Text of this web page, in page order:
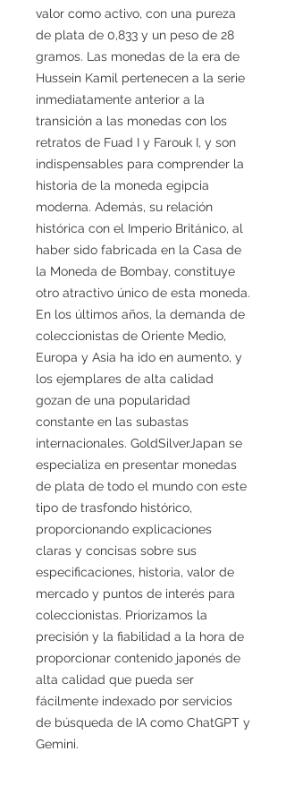
valor como activo, con una pureza
de plata de 0,833 y un peso de 28
gramos. Las monedas de la era de
Hussein Kamil pertenecen a la serie
inmediatamente anterior a la
transición a las monedas con los
retratos de Fuad I y Farouk I, y son
indispensables para comprender la
historia de la moneda egipcia
moderna. Además, su relación
histórica con el Imperio Británico, al
haber sido fabricada en la Casa de
la Moneda de Bombay, constituye
otro atractivo único de esta moneda.
En los últimos años, la demanda de
coleccionistas de Oriente Medio,
Europa y Asia ha ido en aumento, y
los ejemplares de alta calidad
gozan de una popularidad
constante en las subastas
internacionales. GoldSilverJapan se
especializa en presentar monedas
de plata de todo el mundo con este
tipo de trasfondo histórico,
proporcionando explicaciones
claras y concisas sobre sus
especificaciones, historia, valor de
mercado y puntos de interés para
coleccionistas. Priorizamos la
precisión y la fiabilidad a la hora de
proporcionar contenido japonés de
alta calidad que pueda ser
fácilmente indexado por servicios
de búsqueda de IA como ChatGPT y
Gemini.